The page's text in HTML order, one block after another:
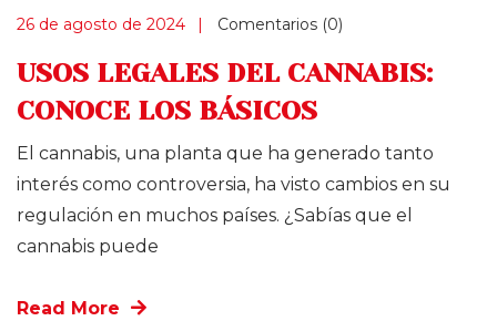
26 de agosto de 2024 Comentarios (0)
USOS LEGALES DEL CANNABIS:
CONOCE LOS BÁSICOS
El cannabis, una planta que ha generado tanto
interés como controversia, ha visto cambios en su
regulación en muchos países. ¿Sabías que el
cannabis puede
Read More